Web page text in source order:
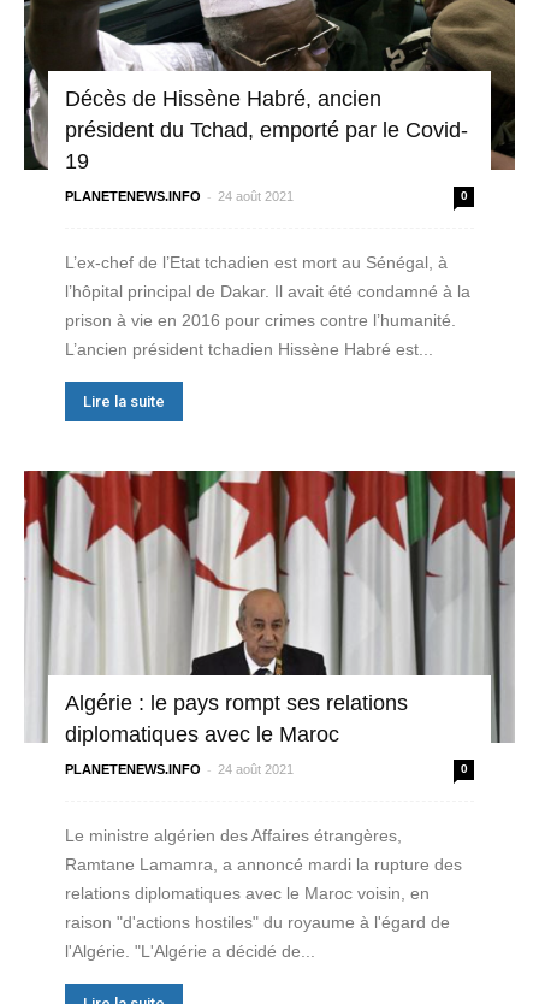
Décès de Hissène Habré, ancien
président du Tchad, emporté par le Covid-
19
PLANETENEWS.INFO - 24 août 2021 0
L’ex-chef de l’Etat tchadien est mort au Sénégal, à
l’hôpital principal de Dakar. Il avait été condamné à la
prison à vie en 2016 pour crimes contre l’humanité.
L’ancien président tchadien Hissène Habré est...
Lire la suite
Algérie : le pays rompt ses relations
diplomatiques avec le Maroc
PLANETENEWS.INFO - 24 août 2021 0
Le ministre algérien des Affaires étrangères,
Ramtane Lamamra, a annoncé mardi la rupture des
relations diplomatiques avec le Maroc voisin, en
raison "d'actions hostiles" du royaume à l'égard de
l'Algérie. "L'Algérie a décidé de...